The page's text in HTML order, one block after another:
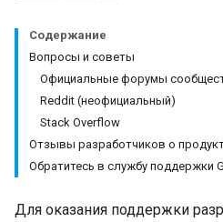
Содержание
Вопросы и советы
Официальные форумы
Reddit (неофициальный)
Stack Overflow
Отзывы разработчиков о
Обратитесь в службу поддержки
Для оказания поддержки